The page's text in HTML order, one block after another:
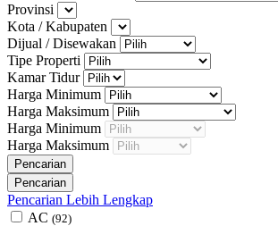
Provinsi
Kota / Kabupaten
Dijual / Disewakan
Tipe Properti
Kamar Tidur
Harga Minimum
Harga Maksimum
Harga Minimum
Harga Maksimum
Pencarian Lebih Lengkap
AC (92)